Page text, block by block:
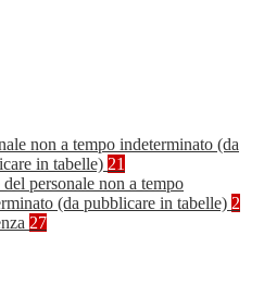
non a tempo indeterminato (da
in tabelle) 21
del personale non a tempo
(da pubblicare in tabelle) 2
27